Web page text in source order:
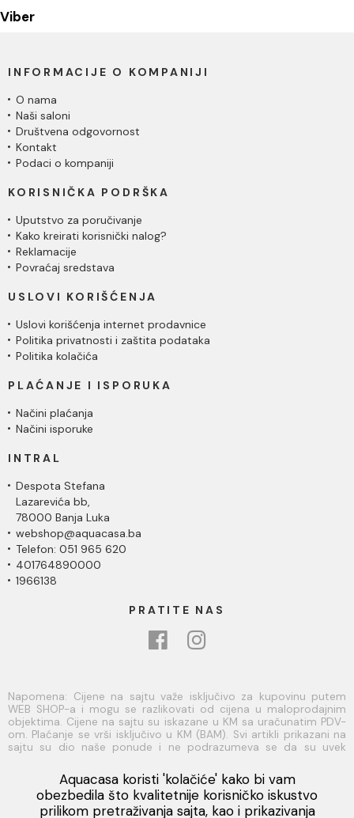
Viber
Viber
INFORMACIJE O KOMPANIJI
O nama
Naši saloni
Društvena odgovornost
Kontakt
Podaci o kompaniji
KORISNIČKA PODRŠKA
Uputstvo za poručivanje
Kako kreirati korisnički nalog?
Reklamacije
Povraćaj sredstava
USLOVI KORIŠĆENJA
Uslovi korišćenja internet prodavnice
Politika privatnosti i zaštita podataka
Politika kolačića
PLAĆANJE I ISPORUKA
Načini plaćanja
Načini isporuke
INTRAL
Despota Stefana
Lazarevića bb,
78000 Banja Luka
webshop@aquacasa.ba
Telefon: 051 965 620
401764890000
1966138
PRATITE NAS
Napomena: Cijene na sajtu važe isključivo za kupovinu putem
WEB SHOP-a i mogu se razlikovati od cijena u maloprodajnim
objektima. Cijene na sajtu su iskazane u KM sa uračunatim PDV-
om. Plaćanje se vrši isključivo u KM (BAM). Svi artikli prikazani na
sajtu su dio naše ponude i ne podrazumeva se da su uvek
su postavljeni tako da što je bolje moguće predstave svaki
proizvod ali ne možemo garantovati da su sve informacije
kompletne i bez grešaka. Sve informacije u vezi raspoloživosti
artikala i njihovih specifikacija možete dobiti na broj telefona
Aquacasa koristi 'kolačiće' kako bi vam
obezbedila što kvalitetnije korisničko iskustvo
prilikom pretraživanja sajta, kao i prikazivanja